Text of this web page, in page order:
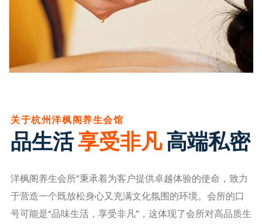
关于杭州洋枫阁养生会馆
品生活享受非凡高端私密
洋枫阁养生会所”秉承着为客户提供卓越体验的使命，致力
于营造一个既放松身心又充满文化氛围的环境。会所的口
号可能是“品味生活，享受非凡”，这体现了会所对高品质生